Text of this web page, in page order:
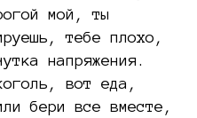
мой, ты
тебе плохо,
напряжения.
вот еда,
бери все вместе,